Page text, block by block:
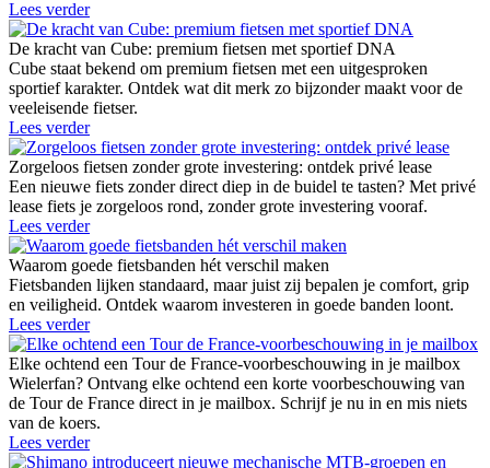
Lees verder
De kracht van Cube: premium fietsen met sportief DNA
Cube staat bekend om premium fietsen met een uitgesproken
sportief karakter. Ontdek wat dit merk zo bijzonder maakt voor de
veeleisende fietser.
Lees verder
Zorgeloos fietsen zonder grote investering: ontdek privé lease
Een nieuwe fiets zonder direct diep in de buidel te tasten? Met privé
lease fiets je zorgeloos rond, zonder grote investering vooraf.
Lees verder
Waarom goede fietsbanden hét verschil maken
Fietsbanden lijken standaard, maar juist zij bepalen je comfort, grip
en veiligheid. Ontdek waarom investeren in goede banden loont.
Lees verder
Elke ochtend een Tour de France-voorbeschouwing in je mailbox
Wielerfan? Ontvang elke ochtend een korte voorbeschouwing van
de Tour de France direct in je mailbox. Schrijf je nu in en mis niets
van de koers.
Lees verder